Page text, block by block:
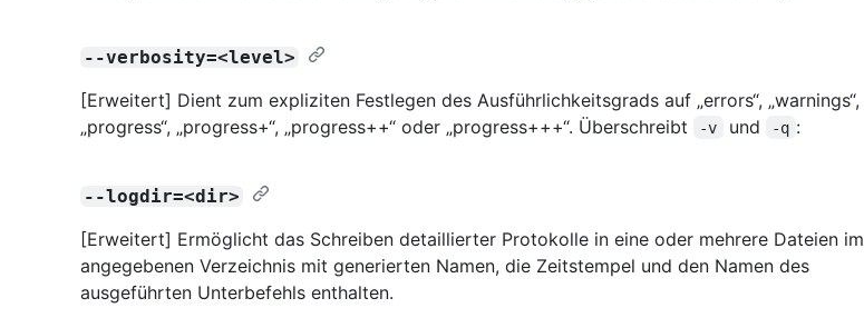
--verbosity=<level>
[Erweitert] Dient zum expliziten Festlegen des Ausführlichkeitsgrads auf „errors“, „warnings“,
„progress“, „progress+“, „progress++“ oder „progress+++“. Überschreibt
-v und -q :
--logdir=<dir>
[Erweitert] Ermöglicht das Schreiben detaillierter Protokolle in eine oder mehrere Dateien im
angegebenen Verzeichnis mit generierten Namen, die Zeitstempel und den Namen des
ausgeführten Unterbefehls enthalten.